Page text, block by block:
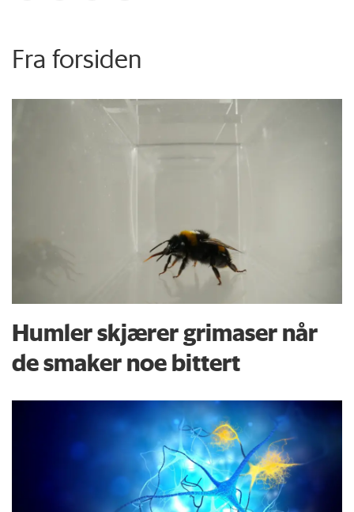
Fra forsiden
Humler skjærer grimaser når
de smaker noe bittert